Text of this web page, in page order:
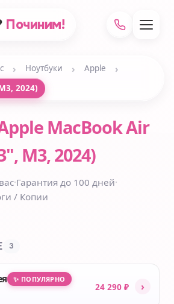
Починим!
› Ноутбуки › Apple ›
2024)
MacBook Air
M3, 2024)
·Гарантия до 100 дней·
/ Копии
3
✨ ПОПУЛЯРНО
24 290 ₽ ›